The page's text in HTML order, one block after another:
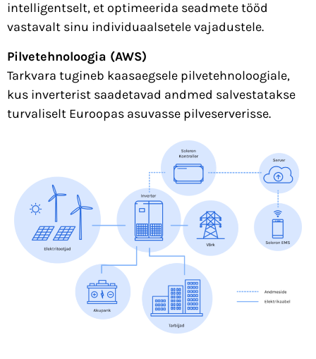
intelligentselt, et optimeerida seadmete tööd
vastavalt sinu individuaalsetele vajadustele.
Pilvetehnoloogia (AWS)
Tarkvara tugineb kaasaegsele pilvetehnoloogiale,
kus inverterist saadetavad andmed salvestatakse
turvaliselt Euroopas asuvasse pilveserverisse.